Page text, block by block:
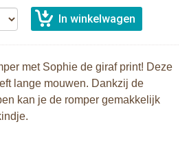
met Sophie de giraf print! Deze
lange mouwen. Dankzij de
kan je de romper gemakkelijk